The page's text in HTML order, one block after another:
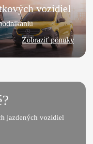
vozidiel
Zobraziť ponuky
jazdených vozidiel